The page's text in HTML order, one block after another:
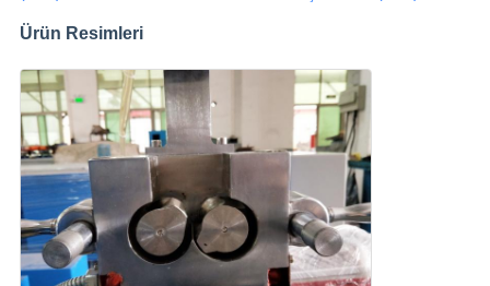
Ürün Resimleri